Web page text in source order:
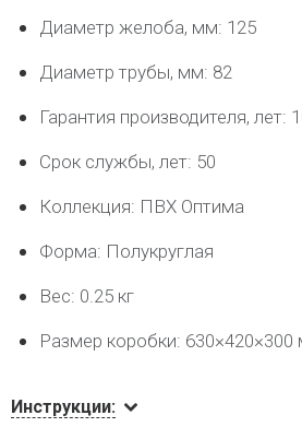
Диаметр желоба, мм: 125
Диаметр трубы, мм: 82
Гарантия производителя, лет:
Срок службы, лет: 50
Коллекция: ПВХ Оптима
Форма: Полукруглая
Вес: 0.25 кг
Размер коробки: 630×420×300
Инструкции: